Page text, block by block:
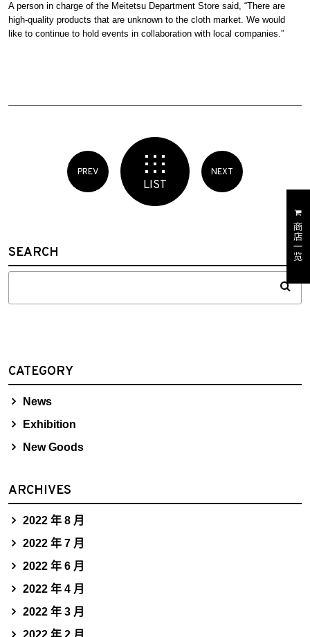
A person in charge of the Meitetsu Department Store said, “There are
high-quality products that are unknown to the cloth market. We would
like to continue to hold events in collaboration with local companies.”
PREV
LIST
NEXT
SEARCH
CATEGORY
News
Exhibition
New Goods
ARCHIVES
2022 年 8 月
2022 年 7 月
2022 年 6 月
2022 年 4 月
2022 年 3 月
2022 年 2 月